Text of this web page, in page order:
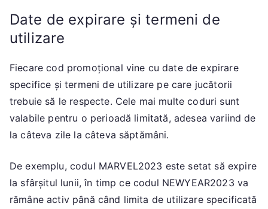
Date de expirare și termeni de
utilizare
Fiecare cod promoțional vine cu date de expirare
specifice și termeni de utilizare pe care jucătorii
trebuie să le respecte. Cele mai multe coduri sunt
valabile pentru o perioadă limitată, adesea variind de
la câteva zile la câteva săptămâni.
De exemplu, codul MARVEL2023 este setat să expire
la sfârșitul lunii, în timp ce codul NEWYEAR2023 va
rămâne activ până când limita de utilizare specificată